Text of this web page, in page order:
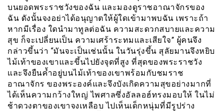
บนยอดพระราชวังของฉัน และมองดูราชอาณาจักรของ
ฉัน ดังนั้นจงอย่าได้อนุญาตให้ผู้ใดเข้ามาพบฉัน เพราะถ้า
หากมีเรื่อง ใดนำมาทูลต่อฉัน ความสะดวกสบายและความ
สุข ก็จะเปลี่ยนเป็น ความเศร้าระทมและเสียใจ” ผู้คนจึง
กล่าวขึ้นว่า “มันจะเป็นเช่นนั้น ในวันรุ่งขึ้น สุลัยมานจึงหยิบ
ไม้เท้าของเขาและขึ้นไปยังจุดที่สูง ที่สุดของพระราชวัง
และจึงยืนค้ำอยู่บนไม้เท้าของเขาพร้อมกับชมราช
อาณาจักร ของพระองค์และจึงบังเกิดความสุขอย่างมากที่
ได้เห็นความกว้างใหญ่ ไพศาลซึ่งอัลลอฮ์ทรงมอบให้ ในไม่
ช้าดวงตาของเขาจงเหลือบ ไปเห็นเด็กหนุ่มที่มีรูปร่าง